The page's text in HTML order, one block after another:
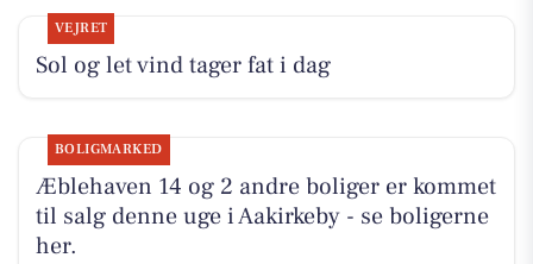
VEJRET
Sol og let vind tager fat i dag
BOLIGMARKED
Æblehaven 14 og 2 andre boliger er kommet
til salg denne uge i Aakirkeby - se boligerne
her.